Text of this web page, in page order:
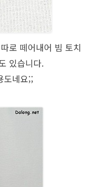
로 떼어내어 빔 토치
있습니다.
도네요;;